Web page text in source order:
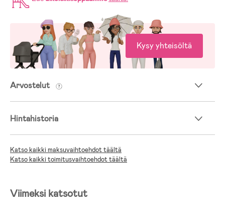
Kysy yhteisöltä
Arvostelut
Hintahistoria
Katso kaikki maksuvaihtoehdot täältä
Katso kaikki toimitusvaihtoehdot täältä
Viimeksi katsotut